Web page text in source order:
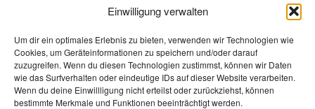
Einwilligung verwalten
Um dir ein optimales Erlebnis zu bieten, verwenden wir Technologien wie
Cookies, um Geräteinformationen zu speichern und/oder darauf
zuzugreifen. Wenn du diesen Technologien zustimmst, können wir Daten
wie das Surfverhalten oder eindeutige IDs auf dieser Website verarbeiten.
Wenn du deine Einwillligung nicht erteilst oder zurückziehst, können
bestimmte Merkmale und Funktionen beeinträchtigt werden.
Jetzt Buchen